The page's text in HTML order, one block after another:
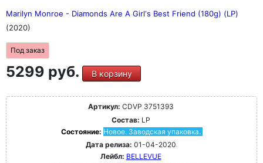
Marilyn Monroe - Diamonds Are A Girl‘s Best Friend (180g) (LP)
(2020)
Под заказ
5299 руб. В корзину
Артикул: CDVP 3751393
Состав: LP
Состояние: Новое. Заводская упаковка.
Дата релиза: 01-04-2020
Лейбл: BELLEVUE